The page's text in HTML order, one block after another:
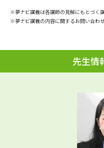
Ｑ＆Ａ よくあるご質問
※夢ナビ講義は各講師の見解にもとづく
※夢ナビ講義の内容に関するお問い合わ
先生情